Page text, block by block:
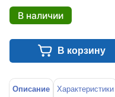
В наличии
В корзину
Описание Характеристики